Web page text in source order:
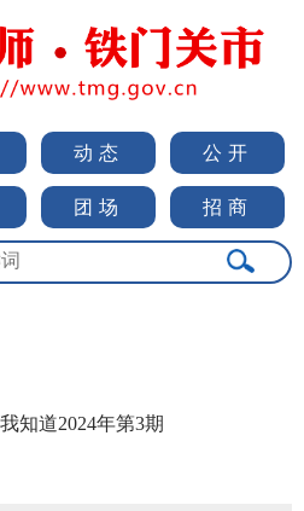
动态 公开
团场 招商
知道2024年第3期